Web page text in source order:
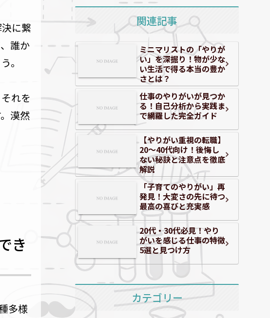
に繋
誰か
。
れを
漠然
き
多様
関連記事
ミニマリストの「やりが
い」を深掘り！物が少な
い生活で得る本当の豊か
さとは？
仕事のやりがいが見つか
る！自己分析から実践ま
で網羅した完全ガイド
【やりがい重視の転職】
20～40代向け！後悔し
ない秘訣と注意点を徹底
解説
「子育てのやりがい」再
発見！大変さの先に待つ
最高の喜びと充実感
20代・30代必見！やり
がいを感じる仕事の特徴
5選と見つけ方
カテゴリー